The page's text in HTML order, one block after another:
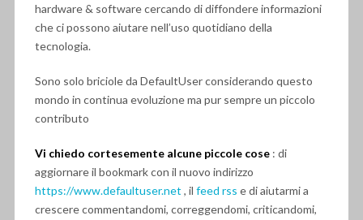
hardware & software cercando di diffondere informazioni
che ci possono aiutare nell’uso quotidiano della
tecnologia.
Sono solo briciole da DefaultUser considerando questo
mondo in continua evoluzione ma pur sempre un piccolo
contributo
Vi chiedo cortesemente alcune piccole cose: di
aggiornare il bookmark con il nuovo indirizzo
https://www.defaultuser.net , il feed rss e di aiutarmi a
crescere commentandomi, correggendomi, criticandomi,